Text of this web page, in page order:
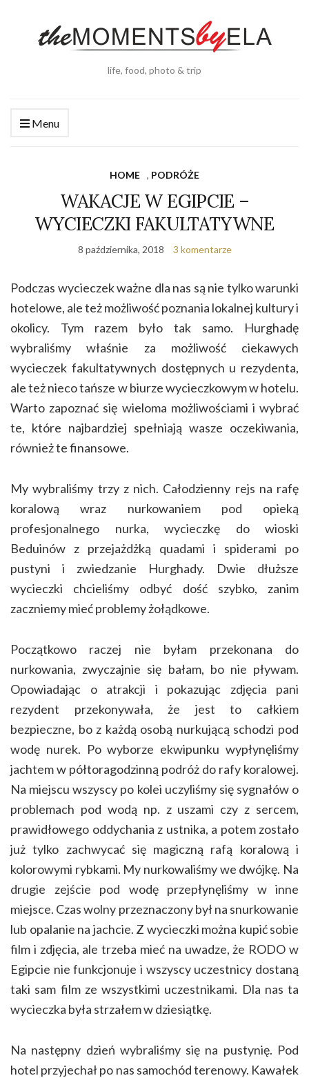
life, food, photo & trip
Menu
HOME , PODRÓŻE
WAKACJE W EGIPCIE –
WYCIECZKI FAKULTATYWNE
8 października, 2018 3 komentarze
Podczas wycieczek ważne dla nas są nie tylko warunki
hotelowe, ale też możliwość poznania lokalnej kultury i
okolicy. Tym razem było tak samo. Hurghadę
wybraliśmy właśnie za możliwość ciekawych
wycieczek fakultatywnych dostępnych u rezydenta,
ale też nieco tańsze w biurze wycieczkowym w hotelu.
Warto zapoznać się wieloma możliwościami i wybrać
te, które najbardziej spełniają wasze oczekiwania,
również te finansowe.
My wybraliśmy trzy z nich. Całodzienny rejs na rafę
koralową wraz nurkowaniem pod opieką
profesjonalnego nurka, wycieczkę do wioski
Beduinów z przejażdżką quadami i spiderami po
pustyni i zwiedzanie Hurghady. Dwie dłuższe
wycieczki chcieliśmy odbyć dość szybko, zanim
zaczniemy mieć problemy żołądkowe.
Początkowo raczej nie byłam przekonana do
nurkowania, zwyczajnie się bałam, bo nie pływam.
Opowiadając o atrakcji i pokazując zdjęcia pani
rezydent przekonywała, że jest to całkiem
bezpieczne, bo z każdą osobą nurkującą schodzi pod
wodę nurek. Po wyborze ekwipunku wypłynęliśmy
jachtem w półtoragodzinną podróż do rafy koralowej.
Na miejscu wszyscy po kolei uczyliśmy się sygnałów o
problemach pod wodą np. z uszami czy z sercem,
prawidłowego oddychania z ustnika, a potem zostało
już tylko zachwycać się magiczną rafą koralową i
kolorowymi rybkami. My nurkowaliśmy we dwójkę. Na
drugie zejście pod wodę przepłynęliśmy w inne
miejsce. Czas wolny przeznaczony był na snurkowanie
lub opalanie na jachcie. Z wycieczki można kupić sobie
film i zdjęcia, ale trzeba mieć na uwadze, że RODO w
Egipcie nie funkcjonuje i wszyscy uczestnicy dostaną
taki sam film ze wszystkimi uczestnikami. Dla nas ta
wycieczka była strzałem w dziesiątkę.
Na następny dzień wybraliśmy się na pustynię. Pod
hotel przyjechał po nas samochód terenowy. Kawałek